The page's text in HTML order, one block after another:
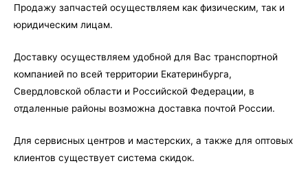
Продажу запчастей осуществляем как физическим, так и
юридическим лицам.
Доставку осуществляем удобной для Вас транспортной
компанией по всей территории Екатеринбурга,
Свердловской области и Российской Федерации, в
отдаленные районы возможна доставка почтой России.
Для сервисных центров и мастерских, а также для оптовых
клиентов существует система скидок.